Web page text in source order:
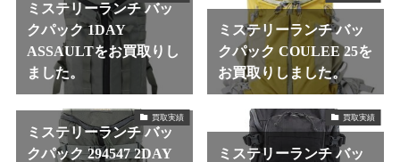
ミステリーランチ バッ
クパック 1DAY
ASSAULTをお買取りし
ました。
ミステリーランチ バッ
クパック COULEE 25を
お買取りしました。
買取実績
ミステリーランチ バッ
クパック 294547 2DAY
買取実績
ミステリーランチ バッ